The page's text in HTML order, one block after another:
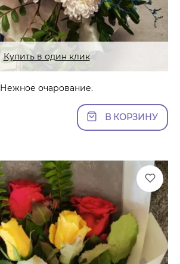
Купить в один клик
Нежное очарование.
В КОРЗИНУ